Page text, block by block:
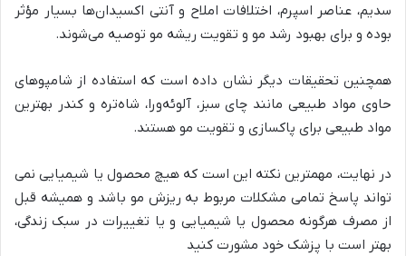
سدیم، عناصر اسپرم، اختلافات املاح و آنتی اکسیدان‌ها بسیار مؤثر
بوده و برای بهبود رشد مو و تقویت ریشه مو توصیه می‌شوند.
همچنین تحقیقات دیگر نشان داده است که استفاده از شامپوهای
حاوی مواد طبیعی مانند چای سبز، آلوئه‌ورا، شاه‌تره و کندر بهترین
مواد طبیعی برای پاکسازی و تقویت مو هستند.
در نهایت، مهمترین نکته این است که هیچ محصول یا شیمیایی نمی
تواند پاسخ تمامی مشکلات مربوط به ریزش مو باشد و همیشه قبل
از مصرف هرگونه محصول یا شیمیایی و یا تغییرات در سبک زندگی،
بهتر است با پزشک خود مشورت کنید